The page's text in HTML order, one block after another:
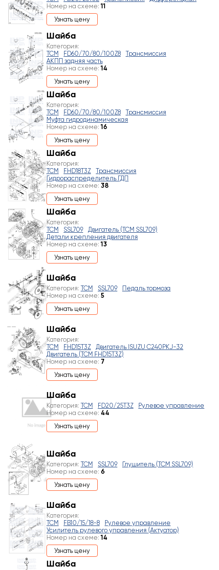
Номер на схеме: 11
Узнать цену
Шайба
Категория:
TCM
FD60/70/80/100Z8
Трансмиссия
АКПП задняя часть
Номер на схеме: 14
Узнать цену
Шайба
Категория:
TCM
FD60/70/80/100Z8
Трансмиссия
Муфта гидродинамическая
Номер на схеме: 16
Узнать цену
Шайба
Категория:
TCM
FHD18T3Z
Трансмиссия
Гидрораспределитель ГДП
Номер на схеме: 38
Узнать цену
Шайба
Категория:
TCM
SSL709
Двигатель (TCM SSL709)
Детали крепления двигателя
Номер на схеме: 13
Узнать цену
Шайба
Категория: TCM SSL709
Педаль тормоза
Номер на схеме: 5
Узнать цену
Шайба
Категория:
TCM
FHD15T3Z
Двигатель ISUZU C240PKJ-32
Двигатель (TCM FHD15T3Z)
Номер на схеме: 7
Узнать цену
Шайба
Категория: TCM FD20/25T3Z
Рулевое управление
Номер на схеме: 44
Узнать цену
Шайба
Категория: TCM SSL709
Глушитель (TCM SSL709)
Номер на схеме: 6
Узнать цену
Шайба
Категория:
TCM
FB10/15/18-8
Рулевое управление
Усилитель рулевого управления (Актуатор)
Номер на схеме: 14
Узнать цену
Шайба